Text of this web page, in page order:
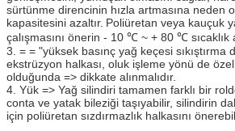
sürtünme direncinin hızla artmasına neden
kapasitesini azaltır. Poliüretan veya kauçuk
çalışmasını önerin - 10 ℃ ~ + 80 ℃ sıcaklık
3. = = "yüksek basınç yağ keçesi
ekstrüzyon halkası, oluk işleme yönü de
olduğunda => dikkate alınmalıdır.
4. Yük => Yağ silindiri tamamen farklı bir
conta ve yatak bileziği taşıyabilir, silindirin
için poliüretan sızdırmazlık halkasını